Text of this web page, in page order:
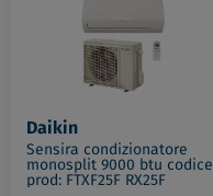
Daikin
Sensira condizionatore
monosplit 9000 btu codice
prod: FTXF25F RX25F